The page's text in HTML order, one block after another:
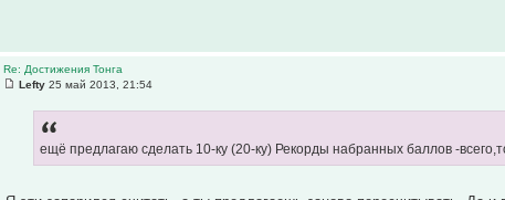
Re: Достижения Тонга
Lefty 25 май 2013, 21:54
ещё предлагаю сделать 10-ку (20-ку) Рекорды набранных баллов -